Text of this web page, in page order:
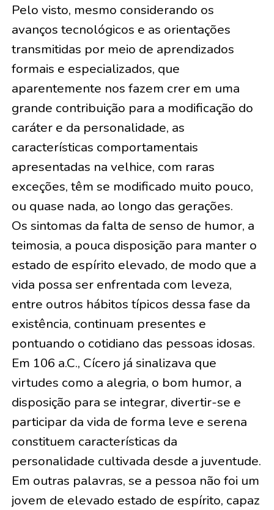
Pelo visto, mesmo considerando os
avanços tecnológicos e as orientações
transmitidas por meio de aprendizados
formais e especializados, que
aparentemente nos fazem crer em uma
grande contribuição para a modificação do
caráter e da personalidade, as
características comportamentais
apresentadas na velhice, com raras
exceções, têm se modificado muito pouco,
ou quase nada, ao longo das gerações.
Os sintomas da falta de senso de humor, a
teimosia, a pouca disposição para manter o
estado de espírito elevado, de modo que a
vida possa ser enfrentada com leveza,
entre outros hábitos típicos dessa fase da
existência, continuam presentes e
pontuando o cotidiano das pessoas idosas.
Em 106 a.C., Cícero já sinalizava que
virtudes como a alegria, o bom humor, a
disposição para se integrar, divertir-se e
participar da vida de forma leve e serena
constituem características da
personalidade cultivada desde a juventude.
Em outras palavras, se a pessoa não foi um
jovem de elevado estado de espírito, capaz